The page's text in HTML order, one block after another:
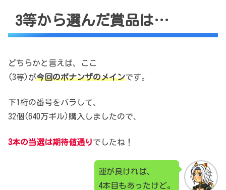
3等から選んだ賞品は…
どちらかと言えば、ここ
(3等)が今回のボナンザのメインです。
下1桁の番号をバラして、
32個(640万ギル)購入しましたので、
3本の当選は期待値通りでしたね！
運が良ければ、
4本目もあったけど。